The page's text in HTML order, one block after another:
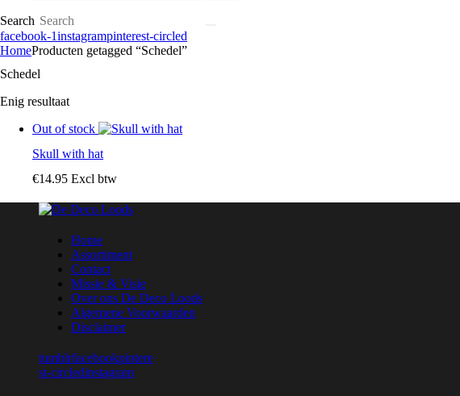
Search
facebook-1instagrampinterest-circled
HomeProducten getagged “Schedel”
Schedel
Enig resultaat
Out of stock
Skull with hat
€14.95 Excl btw
Home
Assortiment
Contact
Missie & Visie
Over ons De Deco Loods
Algemene Voorwaarden
Disclaimer
tumblrfacebookpintere
st-circledinstagram